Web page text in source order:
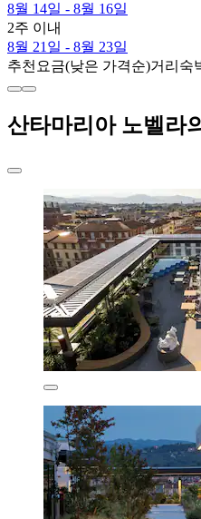
8월 14일 - 8월 16일
2주 이내
8월 21일 - 8월 23일
추천요금(낮은 가격순)거리 숙
산타마리아 노벨라